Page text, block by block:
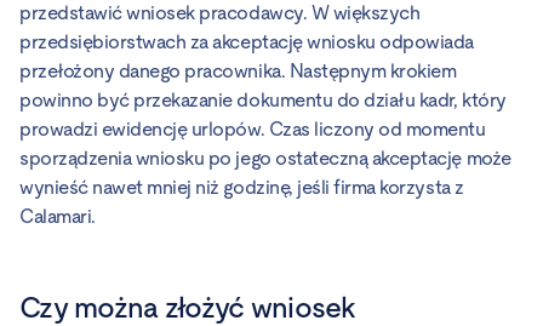
przedstawić wniosek pracodawcy. W większych
przedsiębiorstwach za akceptację wniosku odpowiada
przełożony danego pracownika. Następnym krokiem
powinno być przekazanie dokumentu do działu kadr, który
prowadzi ewidencję urlopów. Czas liczony od momentu
sporządzenia wniosku po jego ostateczną akceptację może
wynieść nawet mniej niż godzinę, jeśli firma korzysta z
Calamari.
Czy można złożyć wniosek